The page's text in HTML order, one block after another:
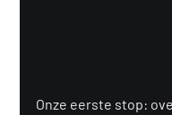
Onze eerste stop: